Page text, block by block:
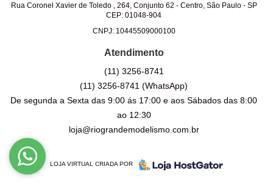
Rua Coronel Xavier de Toledo , 264, Conjunto 62 - Centro, São Paulo- SP
CEP: 01048-904
CNPJ: 10445509000100
Atendimento
(11) 3256-8741
(11) 3256-8741(WhatsApp)
De segunda a Sexta das 9:00 ás 17:00 e aos Sábados das 8:00
ao 12:30
loja@riograndemodelismo.com.br
LOJA VIRTUAL CRIADA POR